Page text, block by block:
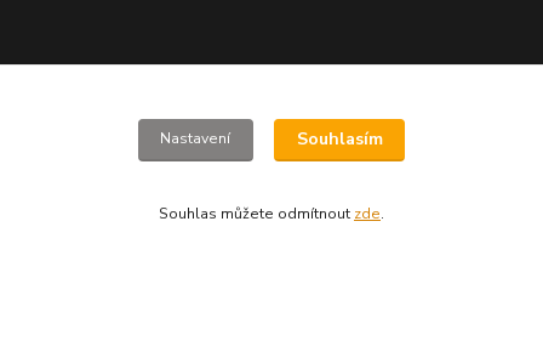
www.jizdnikola-shop.cz
+420 607617273
Nastavení Souhlasím
Souhlas můžete odmítnout zde.